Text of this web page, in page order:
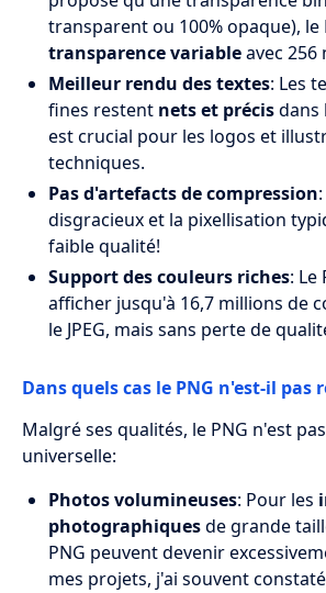
transparent ou 100% opaque), le
transparence variableavec 256
Meilleur rendu des textes: Les
fines restent nets et précisdans
est crucial pour les logos et
techniques.
Pas d'artefacts de compression
disgracieux et la pixellisation
faible qualité!
Support des couleurs riches: Le
afficher jusqu'à 16,7 millions de
le JPEG, mais sans perte de
Dans quels cas le PNG n'est-il pas
Malgré ses qualités, le PNG n'est
universelle:
Photos volumineuses: Pour les
photographiquesde grande
PNG peuvent devenir
mes projets, j'ai souvent